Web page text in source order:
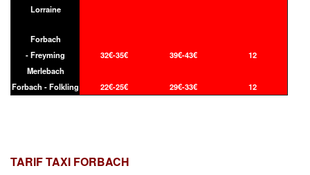
Lorraine
Forbach
- Freyming
Merlebach
32€-35€ 39€-43€ 12
Forbach - Folkling 22€-25€ 29€-33€ 12
TARIF TAXI FORBACH